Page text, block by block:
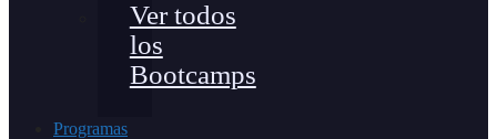
Ver todos
los
Bootcamps
Programas